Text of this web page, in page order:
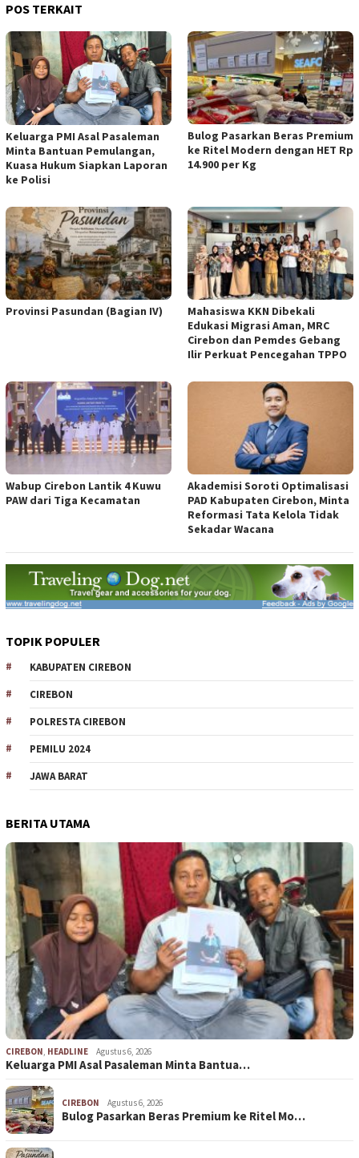
POS TERKAIT
Keluarga PMI Asal Pasaleman
Minta Bantuan Pemulangan,
Kuasa Hukum Siapkan Laporan
ke Polisi
Bulog Pasarkan Beras Premium
ke Ritel Modern dengan HET Rp
14.900 per Kg
Provinsi Pasundan (Bagian IV)
Mahasiswa KKN Dibekali
Edukasi Migrasi Aman, MRC
Cirebon dan Pemdes Gebang
Ilir Perkuat Pencegahan TPPO
Wabup Cirebon Lantik 4 Kuwu
PAW dari Tiga Kecamatan
Akademisi Soroti Optimalisasi
PAD Kabupaten Cirebon, Minta
Reformasi Tata Kelola Tidak
Sekadar Wacana
TOPIK POPULER
KABUPATEN CIREBON
CIREBON
POLRESTA CIREBON
PEMILU 2024
JAWA BARAT
BERITA UTAMA
CIREBON HEADLINE Agustus 6, 2026
Keluarga PMI Asal Pasaleman Minta Bantua…
CIREBON Agustus 6, 2026
Bulog Pasarkan Beras Premium ke Ritel Mo…